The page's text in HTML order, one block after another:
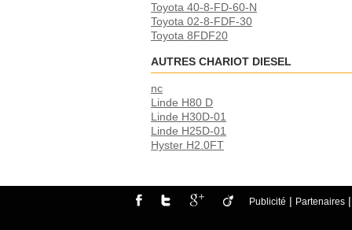
Toyota 40-8-FD-60-N
Toyota 02-8-FDF-30
Toyota 8FDF20
AUTRES CHARIOT DIESEL
nc
Linde H80 D
Linde H30D-01
Linde H25D-01
Hyster H2.0FT
Publicité | Partenaires |